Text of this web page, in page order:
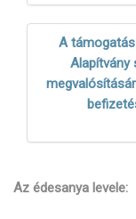
A
Alapítvány
Az édesanya levele: